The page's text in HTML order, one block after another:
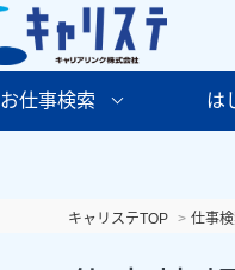
お仕事検索 は
キャリステTOP 仕事